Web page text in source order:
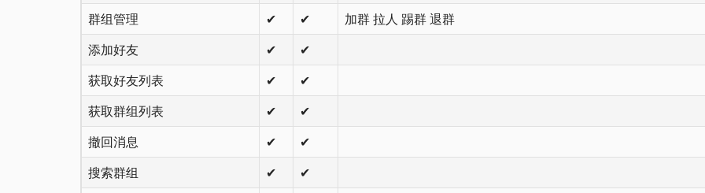
群组管理
✔ ✔
加群 拉人 踢群 退群
添加好友
✔
✔
获取好友列表
✔
✔
获取群组列表
✔
✔
撤回消息
✔
✔
搜索群组
✔
✔